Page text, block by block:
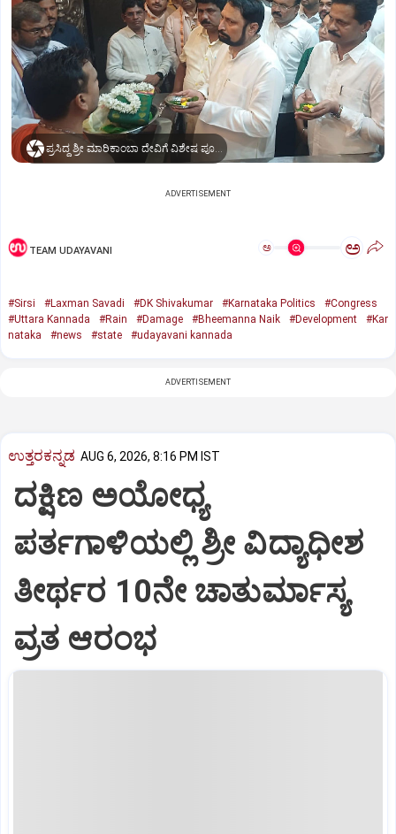
ಪ್ರಸಿದ್ಧ ಶ್ರೀ ಮಾರಿಕಾಂಬಾ ದೇವಿಗೆ ವಿಶೇಷ ಪೂಜೆ ಸಲ್ಲಿಸಿದ ಶಾಸಕ ಲಕ್ಷ್ಮಣ ಸವದಿ
ADVERTISEMENT
TEAM UDAYAVANI ಅ ಅ
#Sirsi #Laxman Savadi #DK Shivakumar #Karnataka Politics
#Congress
#Uttara Kannada
#Rain #Damage #Bheemanna Naik #Development
#Kar
nataka
#news #state #udayavani kannada
ADVERTISEMENT
ಉತ್ತರಕನ್ನಡ AUG 6, 2026, 8:16 PM IST
ದಕ್ಷಿಣ ಅಯೋಧ್ಯ
ಪರ್ತಗಾಳಿಯಲ್ಲಿ ಶ್ರೀ ವಿದ್ಯಾಧೀಶ
ತೀರ್ಥರ 10ನೇ ಚಾತುರ್ಮಾಸ್ಯ
ವ್ರತ ಆರಂಭ